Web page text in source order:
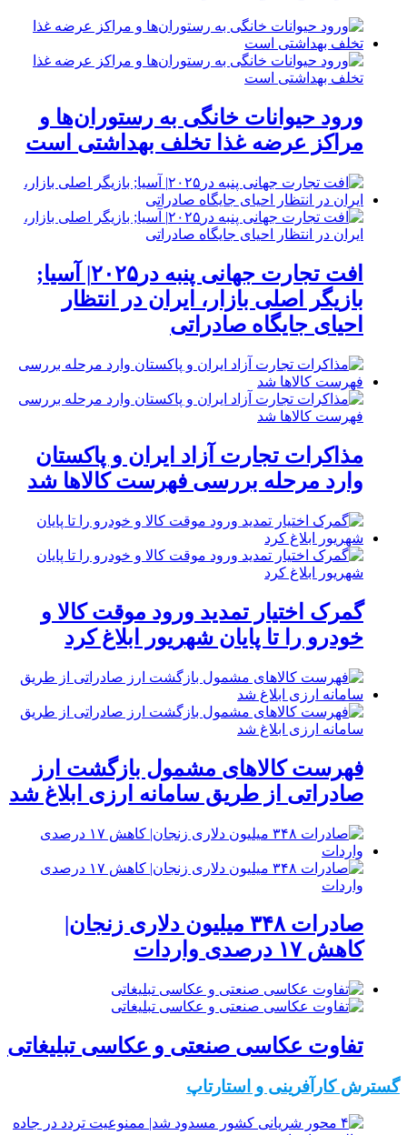
ورود حیوانات خانگی به رستوران‌ها و
مراکز عرضه غذا تخلف بهداشتی است
افت تجارت جهانی پنبه در۲۰۲۵| آسیا;
بازیگر اصلی بازار، ایران در انتظار
احیای جایگاه صادراتی
مذاکرات تجارت آزاد ایران و پاکستان
وارد مرحله بررسی فهرست کالاها شد
گمرک اختیار تمدید ورود موقت کالا و
خودرو را تا پایان شهریور ابلاغ کرد
فهرست کالاهای مشمول بازگشت ارز
صادراتی از طریق سامانه ارزی ابلاغ شد
صادرات ۳۴۸ میلیون دلاری زنجان|
‌کاهش ۱۷ درصدی واردات
تفاوت عکاسی صنعتی و عکاسی تبلیغاتی
گسترش کارآفرینی و استارتاپ